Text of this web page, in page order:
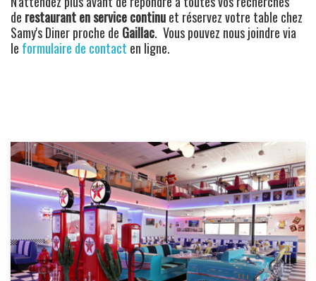
de restaurant en service continuet réservez votre table chez
Samy's Diner proche de Gaillac. Vous pouvez nous joindre via
le formulaire de contact en ligne.